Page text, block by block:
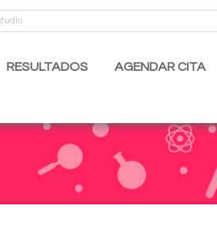
RESULTADOS AGENDAR CITA